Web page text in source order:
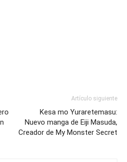
Artículo siguiente
Kesa mo Yuraretemasu:
Nuevo manga de Eiji Masuda,
Creador de My Monster Secret